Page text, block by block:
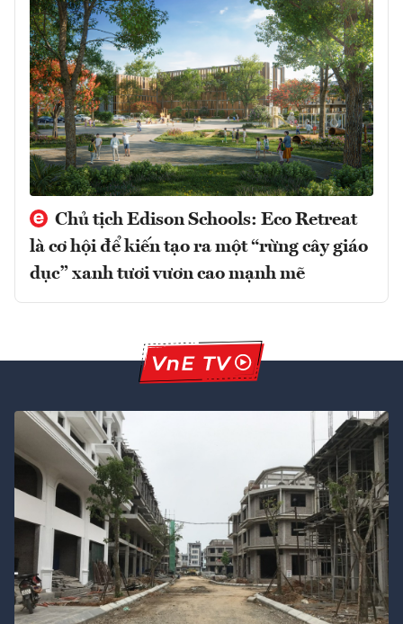
Chủ tịch Edison Schools: Eco Retreat
là cơ hội để kiến tạo ra một “rừng cây giáo
dục” xanh tươi vươn cao mạnh mẽ